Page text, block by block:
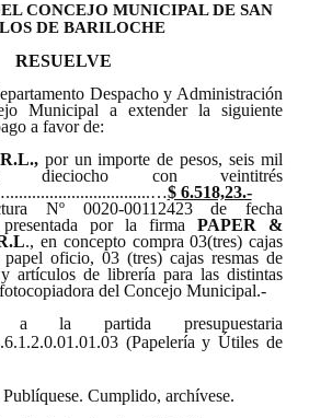
CONCEJO MUNICIPAL DE SAN
DE BARILOCHE
RESUELVE
Despacho y Administración
Municipal a extender la siguiente
a favor de:
.,por un importe de pesos, seis mil
dieciocho con veintitrés
$ 6.518,23.-
Nº 0020-00112423 de fecha
presentada por la firmaPAPER &
.,en concepto compra 03(tres) cajas
papel oficio, 03 (tres) cajas resmas de
artículos de librería para las distintas
del Concejo Municipal.-
la partida presupuestaria
(Papelería y Útiles de
Cumplido, archívese.